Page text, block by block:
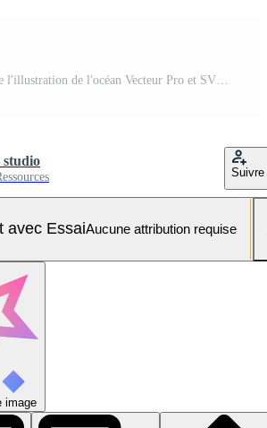
Suivre
avec EssaiAucune attribution requise
image